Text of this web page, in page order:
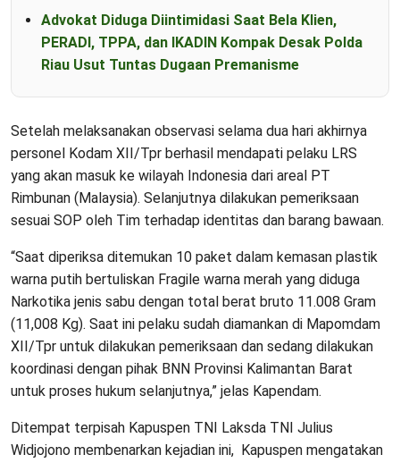
Advokat Diduga Diintimidasi Saat Bela Klien,
PERADI, TPPA, dan IKADIN Kompak Desak Polda
Riau Usut Tuntas Dugaan Premanisme
Setelah melaksanakan observasi selama dua hari akhirnya
personel Kodam XII/Tpr berhasil mendapati pelaku LRS
yang akan masuk ke wilayah Indonesia dari areal PT
Rimbunan (Malaysia). Selanjutnya dilakukan pemeriksaan
sesuai SOP oleh Tim terhadap identitas dan barang bawaan.
“Saat diperiksa ditemukan 10 paket dalam kemasan plastik
warna putih bertuliskan Fragile warna merah yang diduga
Narkotika jenis sabu dengan total berat bruto 11.008 Gram
(11,008 Kg). Saat ini pelaku sudah diamankan di Mapomdam
XII/Tpr untuk dilakukan pemeriksaan dan sedang dilakukan
koordinasi dengan pihak BNN Provinsi Kalimantan Barat
untuk proses hukum selanjutnya,” jelas Kapendam.
Ditempat terpisah Kapuspen TNI Laksda TNI Julius
Widjojono membenarkan kejadian ini, Kapuspen mengatakan